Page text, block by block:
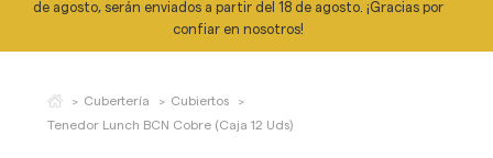
de agosto, serán enviados a partir del 18 de agosto. ¡Gracias por
confiar en nosotros!
Cubertería
Cubiertos
Tenedor Lunch BCN Cobre (Caja 12 Uds)